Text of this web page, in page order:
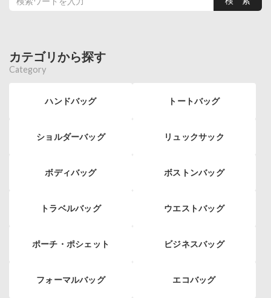
カテゴリから探す
Category
ハンドバッグ トートバッグ
ショルダーバッグ リュックサック
ボディバッグ ボストンバッグ
トラベルバッグ ウエストバッグ
ポーチ・ポシェット ビジネスバッグ
フォーマルバッグ エコバッグ